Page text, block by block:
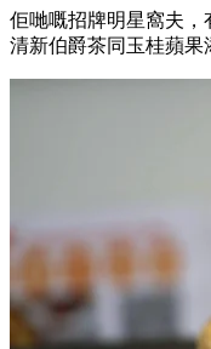
佢哋嘅招牌明星窩夫
清新伯爵茶同玉桂蘋果